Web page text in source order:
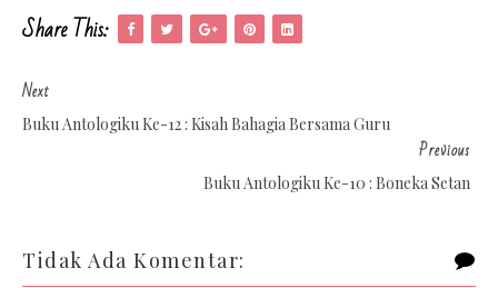
Share This:
Next
Buku Antologiku Ke-12 : Kisah Bahagia Bersama Guru
Previous
Buku Antologiku Ke-10 : Boneka Setan
Tidak Ada Komentar: